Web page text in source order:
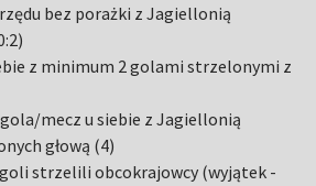
bez porażki z Jagiellonią
z minimum 2 golami strzelonymi z
mecz u siebie z Jagiellonią
głową (4)
strzelili obcokrajowcy (wyjątek -